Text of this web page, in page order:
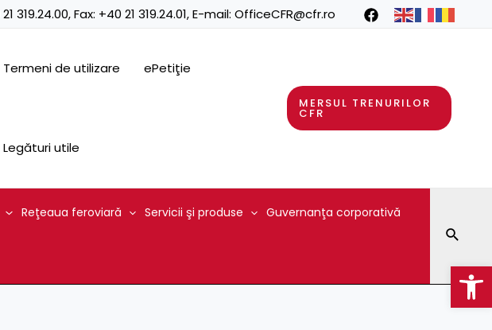
319.24.00, Fax: +40 21 319.24.01, E-mail: OfficeCFR@cfr.ro
Termeni de utilizare ePetiţie
Legături utile
MERSUL TRENURILOR
CFR
Reţeaua feroviară Servicii şi produse Guvernanţa corporativă